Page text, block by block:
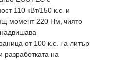
110 кВт/150 к.с. и
момент 220 Нм, чиято
от 100 к.с. на литър
на